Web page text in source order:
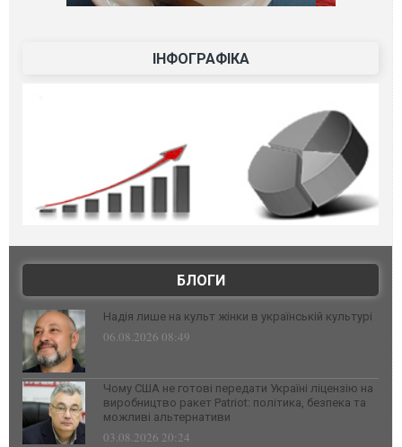
ІНФОГРАФІКА
БЛОГИ
Надія лише на культ жінки в українській культурі
06.08.2026 08:49
Чому США не готові передати Україні ліцензію на
виробництво ракет Patriot: політика, безпека та
можливі альтернативи
03.08.2026 20:24